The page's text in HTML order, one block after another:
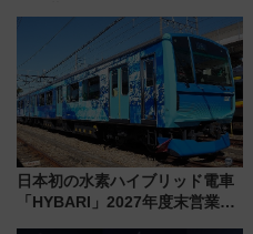
「新・鉄道ひとり旅」279回目
の舞台は「島原鉄道」
日本初の水素ハイブリッド電車
「HYBARI」2027年度末営業運